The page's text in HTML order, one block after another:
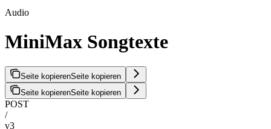
Audio
MiniMax Songtexte
Seite kopierenSeite kopieren
Seite kopierenSeite kopieren
POST
/
v3